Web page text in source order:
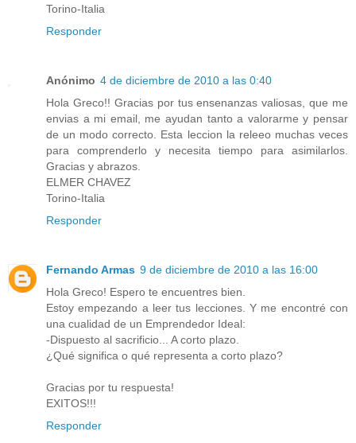
Torino-Italia
Responder
Anónimo 4 de diciembre de 2010 a las 0:40
Hola Greco!! Gracias por tus ensenanzas valiosas, que me
envias a mi email, me ayudan tanto a valorarme y pensar
de un modo correcto. Esta leccion la releeo muchas veces
para comprenderlo y necesita tiempo para asimilarlos.
Gracias y abrazos.
ELMER CHAVEZ
Torino-Italia
Responder
Fernando Armas 9 de diciembre de 2010 a las 16:00
Hola Greco! Espero te encuentres bien.
Estoy empezando a leer tus lecciones. Y me encontré con
una cualidad de un Emprendedor Ideal:
-Dispuesto al sacrificio... A corto plazo.
¿Qué significa o qué representa a corto plazo?
Gracias por tu respuesta!
EXITOS!!!
Responder